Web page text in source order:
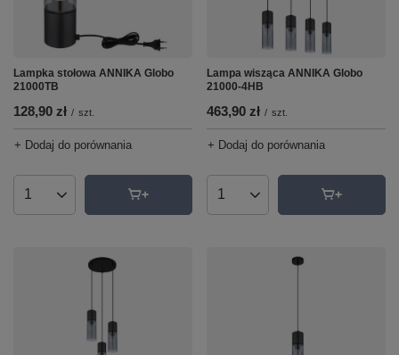
Lampka stołowa ANNIKA Globo
21000TB
128,90 zł / szt.
+ Dodaj do porównania
Ilość produktów
Lampa wisząca ANNIKA Globo
21000-4HB
463,90 zł / szt.
+ Dodaj do porównania
Ilość produktów